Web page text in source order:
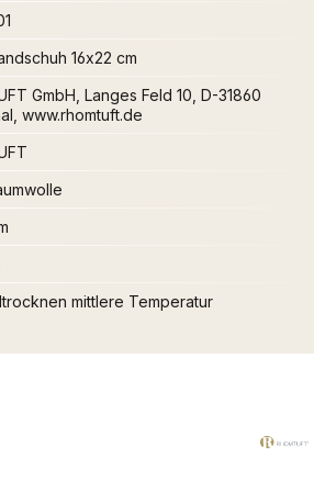
16x22 cm
GmbH, Langes Feld 10, D-31860
www.rhomtuft.de
mittlere Temperatur